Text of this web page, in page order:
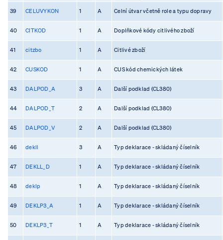
39 CELUVYKON 1 A Celní útvar včetně role a typu dopravy
40 CITKOD 1 A Doplňkové kódy citlivého zboží
41 citzbo 1 A Citlivé zboží
42 CUSKOD 1 A CUS kód chemických látek
43 DALPOD_A 3 A Další podklad (CL380)
44 DALPOD_T 2 A Další podklad (CL380)
45 DALPOD_V 2 A Další podklad (CL380)
46 dekll 3 A Typ deklarace - skládaný číselník
47 DEKLL_D 1 A Typ deklarace - skládaný číselník
48 deklp 1 A Typ deklarace - skládaný číselník
49 DEKLP3_A 1 A Typ deklarace - skládaný číselník
50 DEKLP3_T 1 A Typ deklarace - skládaný číselník